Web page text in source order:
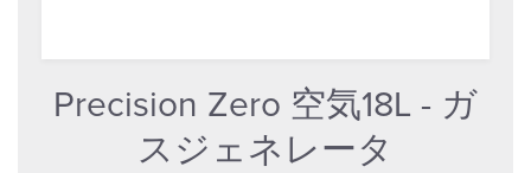
Precision Zero 空気18L - ガ
スジェネレータ